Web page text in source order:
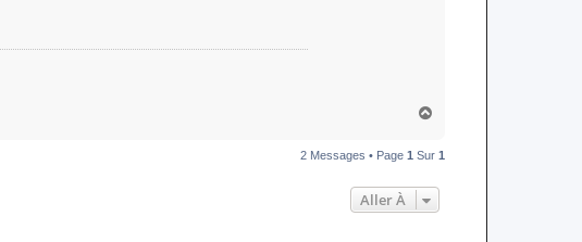
u
2 Messages • Page 1 Sur 1
Aller À